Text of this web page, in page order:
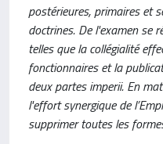
postérieures, primaires et
doctrines. De l'examen se
telles que la collégialité
fonctionnaires et la
deux partes imperii. En
l'effort synergique de
supprimer toutes les